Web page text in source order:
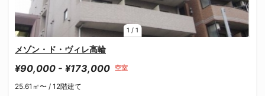
1 / 1
メゾン・ド・ヴィレ高輪
¥90,000 - ¥173,000 空室
25.61㎡〜 / 12階建て